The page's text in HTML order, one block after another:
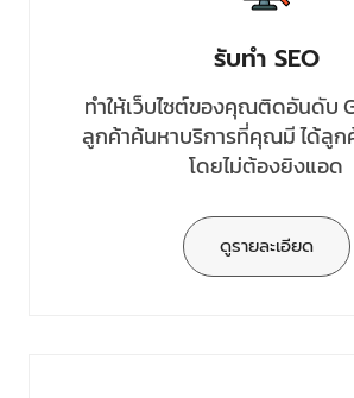
รับทำ SEO
ทำให้เว็บไซต์ของคุณติดอันดับ
ลูกค้าค้นหาบริการที่คุณมี ได้ลูก
โดยไม่ต้องยิงแอด
ดูรายละเอียด